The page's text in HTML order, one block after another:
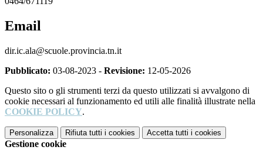
Email
dir.ic.ala@scuole.provincia.tn.it
Pubblicato: 03-08-2023 - Revisione: 12-05-2026
Questo sito o gli strumenti terzi da questo utilizzati si avvalgono di
cookie necessari al funzionamento ed utili alle finalità illustrate nella
COOKIE POLICY.
Personalizza Rifiuta tutti i cookies Accetta tutti i cookies
Gestione cookie